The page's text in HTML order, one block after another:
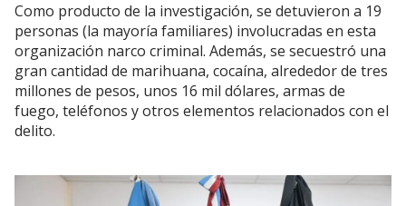
Como producto de la investigación, se detuvieron a 19
personas (la mayoría familiares) involucradas en esta
organización narco criminal. Además, se secuestró una
gran cantidad de marihuana, cocaína, alrededor de tres
millones de pesos, unos 16 mil dólares, armas de
fuego, teléfonos y otros elementos relacionados con el
delito.